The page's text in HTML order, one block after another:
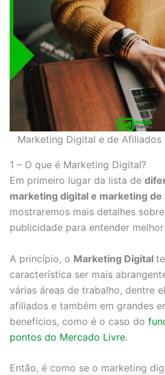
Marketing Digital e de Afiliados
1 – O que é Marketing Digital?
Em primeiro lugar da lista de
marketing digital e marketing de
mostraremos mais detalhes
publicidade para entender
A princípio, o Marketing Digital
característica ser mais
várias áreas de trabalho, dentre
afiliados e também em grandes
benefícios, como é o caso do
pontos do Mercado Livre.
Então, é como se o marketing